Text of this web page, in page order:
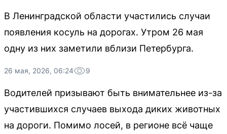
В Ленинградской области участились случаи
появления косуль на дорогах. Утром 26 мая
одну из них заметили вблизи Петербурга.
26 мая, 2026, 06:24 9
Водителей призывают быть внимательнее из-за
участившихся случаев выхода диких животных
на дороги. Помимо лосей, в регионе всё чаще